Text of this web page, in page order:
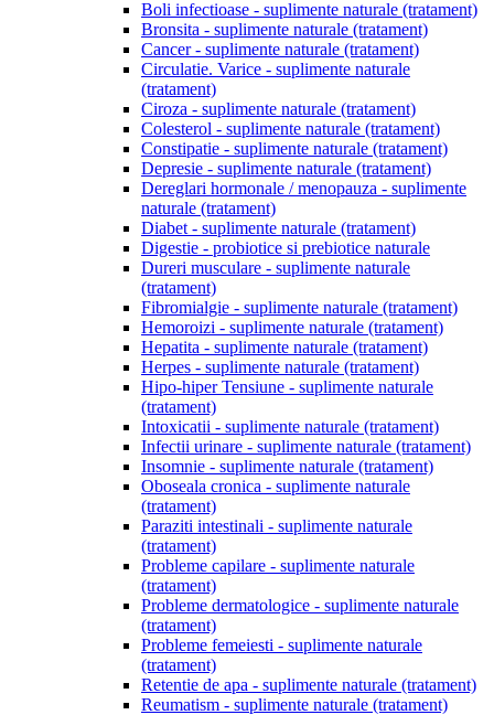
Boli infectioase - suplimente naturale (tratament)
Bronsita - suplimente naturale (tratament)
Cancer - suplimente naturale (tratament)
Circulatie. Varice - suplimente naturale
(tratament)
Ciroza - suplimente naturale (tratament)
Colesterol - suplimente naturale (tratament)
Constipatie - suplimente naturale (tratament)
Depresie - suplimente naturale (tratament)
Dereglari hormonale / menopauza - suplimente
naturale (tratament)
Diabet - suplimente naturale (tratament)
Digestie - probiotice si prebiotice naturale
Dureri musculare - suplimente naturale
(tratament)
Fibromialgie - suplimente naturale (tratament)
Hemoroizi - suplimente naturale (tratament)
Hepatita - suplimente naturale (tratament)
Herpes - suplimente naturale (tratament)
Hipo-hiper Tensiune - suplimente naturale
(tratament)
Intoxicatii - suplimente naturale (tratament)
Infectii urinare - suplimente naturale (tratament)
Insomnie - suplimente naturale (tratament)
Oboseala cronica - suplimente naturale
(tratament)
Paraziti intestinali - suplimente naturale
(tratament)
Probleme capilare - suplimente naturale
(tratament)
Probleme dermatologice - suplimente naturale
(tratament)
Probleme femeiesti - suplimente naturale
(tratament)
Retentie de apa - suplimente naturale (tratament)
Reumatism - suplimente naturale (tratament)